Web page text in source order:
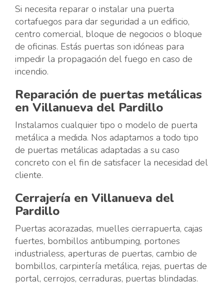
Si necesita reparar o instalar una puerta
cortafuegos para dar seguridad a un edificio,
centro comercial, bloque de negocios o bloque
de oficinas. Estás puertas son idóneas para
impedir la propagación del fuego en caso de
incendio.
Reparación de puertas metálicas
en Villanueva del Pardillo
Instalamos cualquier tipo o modelo de puerta
metálica a medida. Nos adaptamos a todo tipo
de puertas metálicas adaptadas a su caso
concreto con el fin de satisfacer la necesidad del
cliente.
Cerrajería en Villanueva del
Pardillo
Puertas acorazadas, muelles cierrapuerta, cajas
fuertes, bombillos antibumping, portones
industrialess, aperturas de puertas, cambio de
bombillos, carpintería metálica, rejas, puertas de
portal, cerrojos, cerraduras, puertas blindadas.